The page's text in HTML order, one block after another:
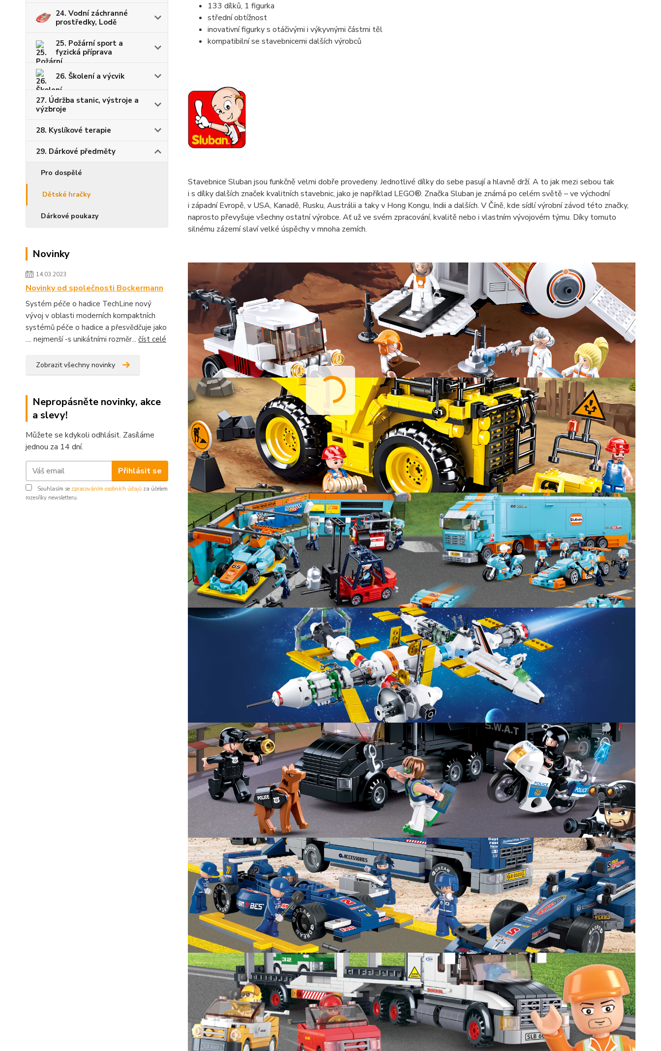
24. Vodní záchranné
prostředky, Lodě
25. Požární sport a
fyzická příprava
26. Školení a výcvik
27. Údržba stanic, výstroje a
výzbroje
28. Kyslíkové terapie
29. Dárkové předměty
Pro dospělé
Dětské hračky
Dárkové poukazy
Novinky
14.03.2023
Novinky od společnosti Bockermann
Systém péče o hadice TechLine nový
vývoj v oblasti moderních kompaktních
systémů péče o hadice a přesvědčuje jako
.... nejmenší -s unikátními rozměr... číst celé
Zobrazit všechny novinky
Nepropásněte novinky, akce
a slevy!
Můžete se kdykoli odhlásit. Zasíláme
jednou za 14 dní.
Přihlásit se
Souhlasím se zpracováním osobních údajů za účelem
rozesílky newsletteru.
133 dílků, 1 figurka
střední obtížnost
inovativní figurky s otáčivými i výkyvnými částmi těl
kompatibilní se stavebnicemi dalších výrobců
Stavebnice Sluban jsou funkčně velmi dobře provedeny. Jednotlivé dílky do sebe pasují a hlavně drží. A to jak mezi sebou tak
i s dílky dalších značek kvalitních stavebnic, jako je například LEGO®. Značka Sluban je známá po celém světě – ve východní
i západní Evropě, v USA, Kanadě, Rusku, Austrálii a taky v Hong Kongu, Indii a dalších. V Číně, kde sídlí výrobní závod této značky,
naprosto převyšuje všechny ostatní výrobce. Ať už ve svém zpracování, kvalitě nebo i vlastním vývojovém týmu. Díky tomuto
silnému zázemí slaví velké úspěchy v mnoha zemích.